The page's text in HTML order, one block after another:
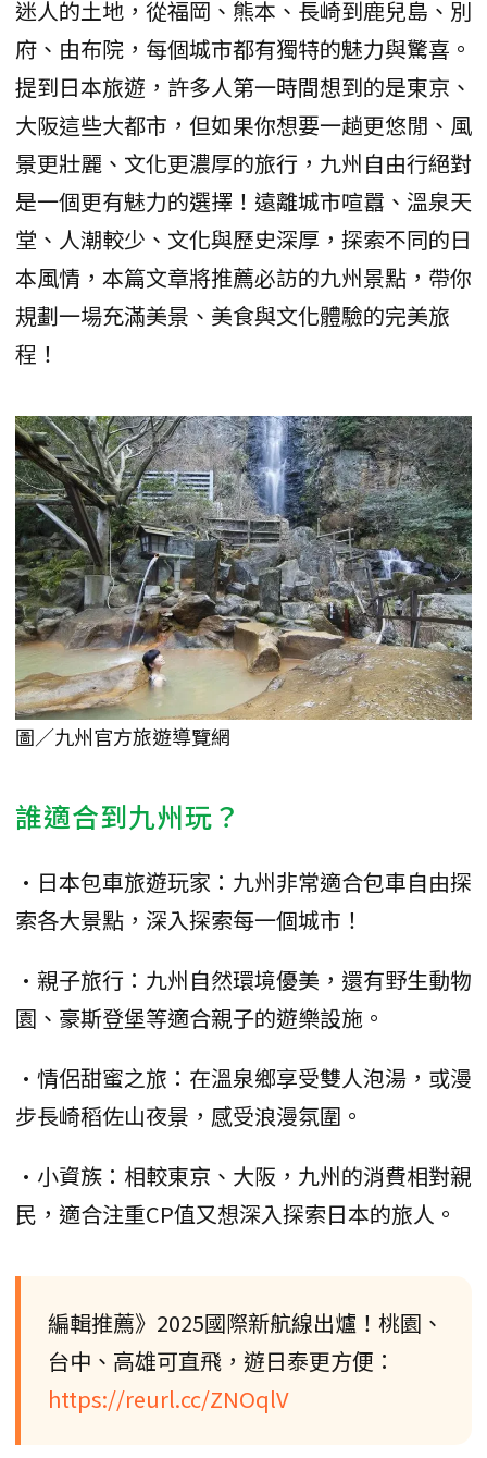
迷人的土地，從福岡、熊本、長崎到鹿兒島、別
府、由布院，每個城市都有獨特的魅力與驚喜。
提到日本旅遊，許多人第一時間想到的是東京、
大阪這些大都市，但如果你想要一趟更悠閒、風
景更壯麗、文化更濃厚的旅行，九州自由行絕對
是一個更有魅力的選擇！遠離城市喧囂、溫泉天
堂、人潮較少、文化與歷史深厚，探索不同的日
本風情，本篇文章將推薦必訪的九州景點，帶你
規劃一場充滿美景、美食與文化體驗的完美旅
程！
圖／九州官方旅遊導覽網
誰適合到九州玩？
•日本包車旅遊玩家：九州非常適合包車自由探
索各大景點，深入探索每一個城市！
•親子旅行：九州自然環境優美，還有野生動物
園、豪斯登堡等適合親子的遊樂設施。
•情侶甜蜜之旅：在溫泉鄉享受雙人泡湯，或漫
步長崎稻佐山夜景，感受浪漫氛圍。
•小資族：相較東京、大阪，九州的消費相對親
民，適合注重CP值又想深入探索日本的旅人。
編輯推薦》2025國際新航線出爐！桃園、
台中、高雄可直飛，遊日泰更方便：
https://reurl.cc/ZNOqlV